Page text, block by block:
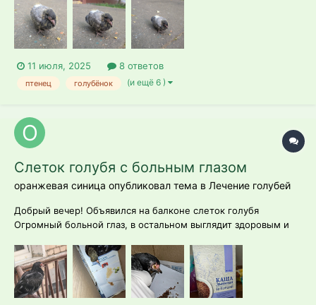
переставляла, запищал и замахал крыльями. Он там сидит
весь день с 8.00 утра. Сидит на месте, может пару метров
пройти, на звуки реагирует и актив...
11 июля, 2025 8 ответов
птенец голубёнок (и ещё 6 )
Слеток голубя с больным глазом
оранжевая синица опубликовал тема в Лечение голубей
Добрый вечер! Объявился на балконе слеток голубя
Огромный больной глаз, в остальном выглядит здоровым и
с ее остатками), выпил много воды, аж пищал, есть
отказался - ни сухую гречку-полбу, ни жидкую льняную кашу
Подскажит...